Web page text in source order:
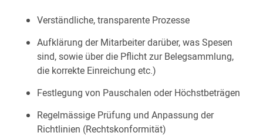
Verständliche, transparente Prozesse
Aufklärung der Mitarbeiter darüber, was Spesen
sind, sowie über die Pflicht zur Belegsammlung,
die korrekte Einreichung etc.)
Festlegung von Pauschalen oder Höchstbeträgen
Regelmässige Prüfung und Anpassung der
Richtlinien (Rechtskonformität)